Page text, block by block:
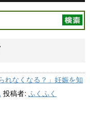
れなくなる？」妊娠を知
投稿者: ふくふく